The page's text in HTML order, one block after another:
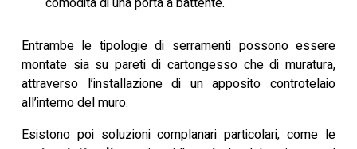
Entrambe le tipologie di serramenti possono essere
montate sia su pareti di cartongesso che di muratura,
attraverso l’installazione di un apposito controtelaio
all’interno del muro.
Esistono poi soluzioni complanari particolari, come le